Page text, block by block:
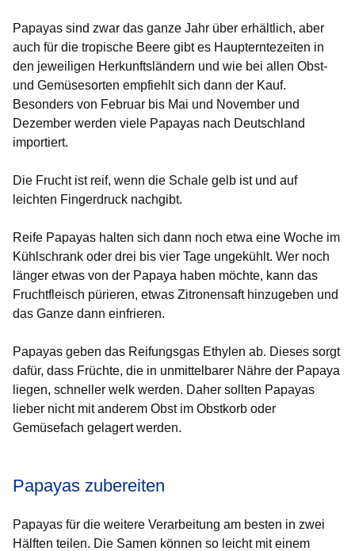
Papayas sind zwar das ganze Jahr über erhältlich, aber
auch für die tropische Beere gibt es Haupterntezeiten in
den jeweiligen Herkunftsländern und wie bei allen Obst-
und Gemüsesorten empfiehlt sich dann der Kauf.
Besonders von Februar bis Mai und November und
Dezember werden viele Papayas nach Deutschland
importiert.
Die Frucht ist reif, wenn die Schale gelb ist und auf
leichten Fingerdruck nachgibt.
Reife Papayas halten sich dann noch etwa eine Woche im
Kühlschrank oder drei bis vier Tage ungekühlt. Wer noch
länger etwas von der Papaya haben möchte, kann das
Fruchtfleisch pürieren, etwas Zitronensaft hinzugeben und
das Ganze dann einfrieren.
Papayas geben das Reifungsgas Ethylen ab. Dieses sorgt
dafür, dass Früchte, die in unmittelbarer Nähre der Papaya
liegen, schneller welk werden. Daher sollten Papayas
lieber nicht mit anderem Obst im Obstkorb oder
Gemüsefach gelagert werden.
Papayas zubereiten
Papayas für die weitere Verarbeitung am besten in zwei
Hälften teilen. Die Samen können so leicht mit einem